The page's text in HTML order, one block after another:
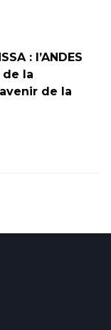
: l’ANDES
la
de la